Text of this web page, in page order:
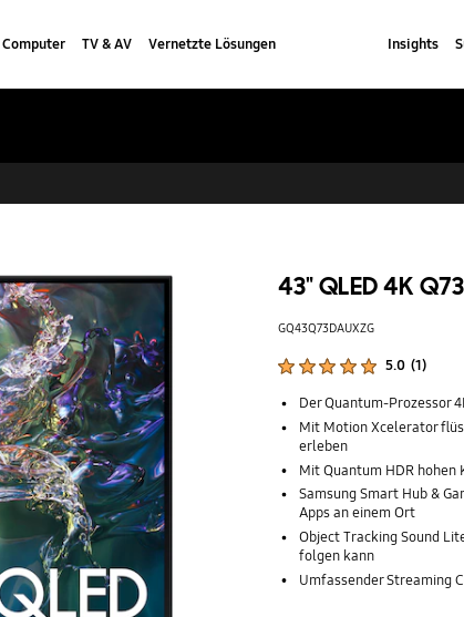
Computer TV & AV Vernetzte Lösungen Insights
43" QLED 4K
GQ43Q73DAUXZG
5.0 (1)
Der Quantum-Prozessor
Mit Motion Xcelerator
erleben
Mit Quantum HDR
Samsung Smart Hub &
Apps an einem Ort
Object Tracking Sound
folgen kann
Umfassender Streaming